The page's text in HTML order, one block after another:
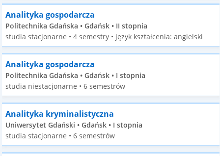
Analityka gospodarcza
Politechnika Gdańska • Gdańsk • II stopnia
studia stacjonarne • 4 semestry • język kształcenia: angielski
Analityka gospodarcza
Politechnika Gdańska • Gdańsk • I stopnia
studia niestacjonarne • 6 semestrów
Analityka kryminalistyczna
Uniwersytet Gdański • Gdańsk • I stopnia
studia stacjonarne • 6 semestrów